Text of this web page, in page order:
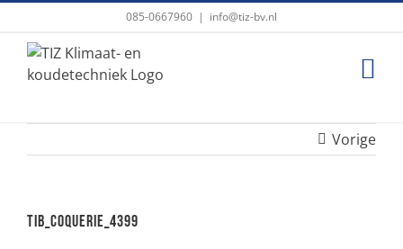
inhoud
085-0667960 | info@tiz-bv.nl
Vorige
TIB_Coquerie_4399